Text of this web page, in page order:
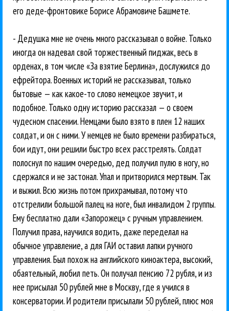
его деде-фронтовике Борисе Абрамовиче Башмете.
- Дедушка мне не очень много рассказывал о войне. Только
иногда он надевал свой торжественный пиджак, весь в
орденах, в том числе «За взятие Берлина», дослужился до
ефрейтора. Военных историй не рассказывал, только
бытовые — как какое-то слово немецкое звучит, и
подобное. Только одну историю рассказал — о своем
чудесном спасении. Немцами было взято в плен 12 наших
солдат, и он с ними. У немцев не было времени разбираться,
бои идут, они решили быстро всех расстрелять. Солдат
полоснул по нашим очередью, дед получил пулю в ногу, но
сдержался и не застонал. Упал и притворился мертвым. Так
и выжил. Всю жизнь потом прихрамывал, потому что
отстрелили большой палец на ноге, был инвалидом 2 группы.
Ему бесплатно дали «Запорожец» с ручным управлением.
Получил права, научился водить, даже переделал на
обычное управление, а для ГАИ оставил лапки ручного
управления. Был похож на английского киноактера, высокий,
обаятельный, любил петь. Он получал пенсию 72 рубля, и из
нее присылал 50 рублей мне в Москву, где я учился в
консерватории. И родители присылали 50 рублей, плюс моя